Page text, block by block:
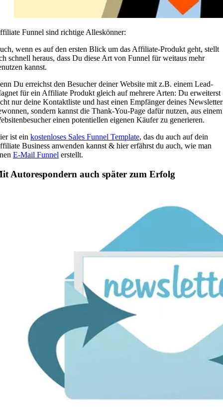
Funnel sind richtige Alleskönner:
wenn es auf den ersten Blick um das Affiliate-Produkt geht, stellt
schnell heraus, dass Du diese Art von Funnel für weitaus mehr
kannst.
Du erreichst den Besucher deiner Website mit z.B. einem Lead-
für ein Affiliate Produkt gleich auf mehrere Arten: Du erweiterst
nur deine Kontaktliste und hast einen Empfänger deines
sondern kannst die Thank-You-Page dafür nutzen, aus einem
einen potentiellen eigenen Käufer zu generieren.
ist ein kostenloses Sales Funnel Template, das du auch auf dein
Business anwenden kannst & hier erfährst du auch, wie man
E-Mail Funnel erstellt.
Autorespondern auch später zum Erfolg